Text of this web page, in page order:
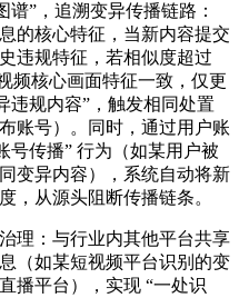
”，追溯变异传播链路：
的核心特征，当新内容提交
违规特征，若相似度超过
频核心画面特征一致，仅更
违规内容”，触发相同处置
账号）。同时，通过用户账
号传播” 行为（如某用户被
变异内容），系统自动将新
，从源头阻断传播链条。
理：与行业内其他平台共享
（如某短视频平台识别的变
播平台），实现 “一处识